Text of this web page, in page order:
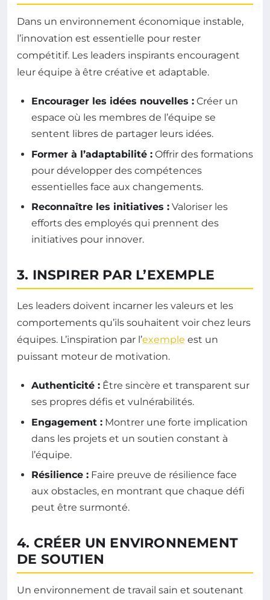
Dans un environnement économique instable,
l’innovation est essentielle pour rester
compétitif. Les leaders inspirants encouragent
leur équipe à être créative et adaptable.
Encourager les idées nouvelles : Créer un
espace où les membres de l’équipe se
sentent libres de partager leurs idées.
Former à l’adaptabilité : Offrir des formations
pour développer des compétences
essentielles face aux changements.
Reconnaître les initiatives : Valoriser les
efforts des employés qui prennent des
initiatives pour innover.
3. INSPIRER PAR L’EXEMPLE
Les leaders doivent incarner les valeurs et les
comportements qu’ils souhaitent voir chez leurs
équipes. L’inspiration par l’exemple est un
puissant moteur de motivation.
Authenticité : Être sincère et transparent sur
ses propres défis et vulnérabilités.
Engagement : Montrer une forte implication
dans les projets et un soutien constant à
l’équipe.
Résilience : Faire preuve de résilience face
aux obstacles, en montrant que chaque défi
peut être surmonté.
4. CRÉER UN ENVIRONNEMENT
DE SOUTIEN
Un environnement de travail sain et soutenant